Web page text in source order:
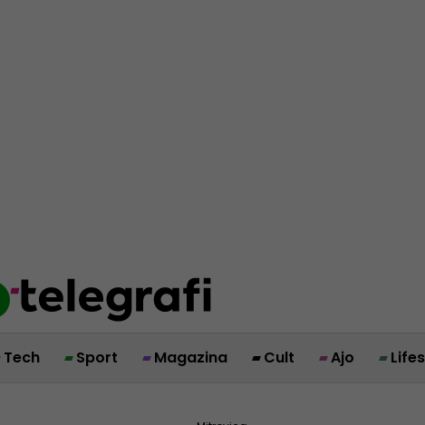
Tech Sport Magazina Cult Ajo